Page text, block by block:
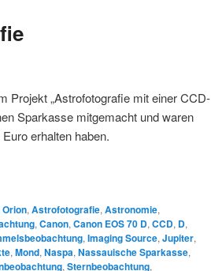
Projekt „Astrofotografie mit einer CCD-
Sparkasse mitgemacht und waren
erhalten haben.
Orion, Astrofotografie, Astronomie,
, Canon, Canon EOS 70 D, CCD, D,
, Imaging Source, Jupiter,
, Mond, Naspa, Nassauische Sparkasse,
, Sternbeobachtung,